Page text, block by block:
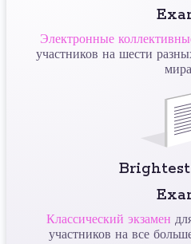
Электронные
участников на шести
Классический экзамен
участников на все